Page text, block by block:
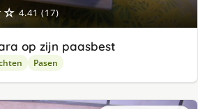
4.41 (17)
op zijn paasbest
Pasen